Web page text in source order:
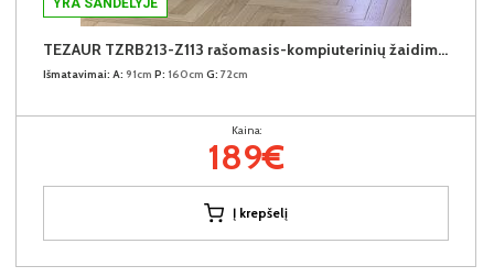
TEZAUR TZRB213-Z113 rašomasis-kompiuterinių žaidimų stalas be LED
Išmatavimai: A: 91cm P: 160cm G: 72cm
Kaina:
189€
Į krepšelį